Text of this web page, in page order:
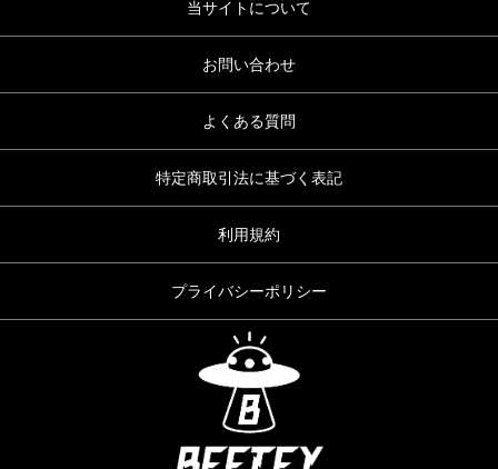
当サイトについて
お問い合わせ
よくある質問
特定商取引法に基づく表記
利用規約
プライバシーポリシー